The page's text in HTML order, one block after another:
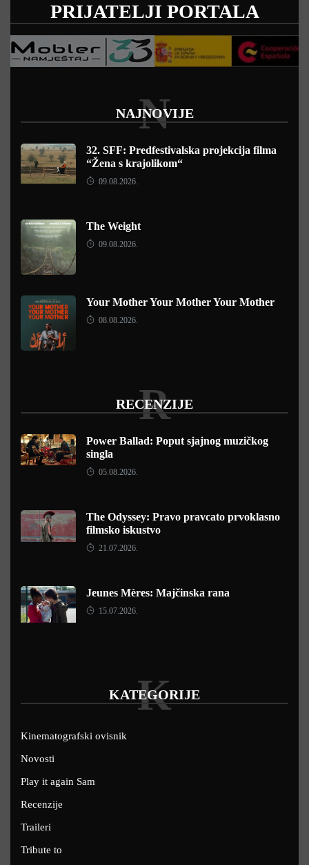
PRIJATELJI PORTALA
NAJNOVIJE
N
32. SFF: Predfestivalska projekcija filma
“Žena s krajolikom“
09.08.2026.
The Weight
09.08.2026.
Your Mother Your Mother Your Mother
08.08.2026.
RECENZIJE
R
Power Ballad: Poput sjajnog muzičkog
singla
05.08.2026.
The Odyssey: Pravo pravcato prvoklasno
filmsko iskustvo
21.07.2026.
Jeunes Mères: Majčinska rana
15.07.2026.
KATEGORIJE
K
Kinematografski ovisnik
Novosti
Play it again Sam
Recenzije
Traileri
Tribute to